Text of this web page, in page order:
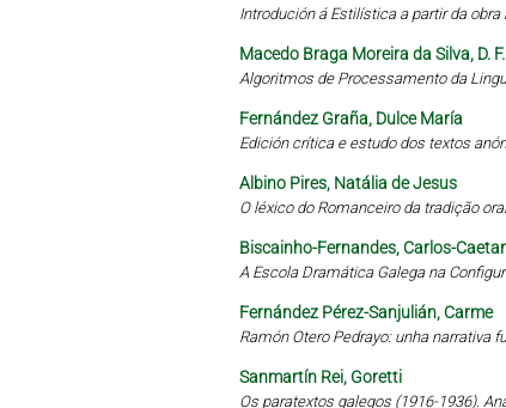
Introdución á Estilística a partir da obra
Macedo Braga Moreira da Silva, D. F.
Algoritmos de Processamento da
Fernández Graña, Dulce María
Edición crítica e estudo dos textos
Albino Pires, Natália de Jesus
O léxico do Romanceiro da tradição
Biscainho-Fernandes, Carlos-
A Escola Dramática Galega na
Fernández Pérez-Sanjulián, Carme
Ramón Otero Pedrayo: unha narrativa
Sanmartín Rei, Goretti
Os paratextos galegos (1916-1936).